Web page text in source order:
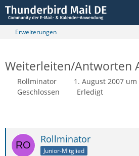
Erweiterungen
Weiterleiten/Antworten
Rollminator
1. August 2007 um
Geschlossen
Erledigt
Rollminator
Junior-Mitglied